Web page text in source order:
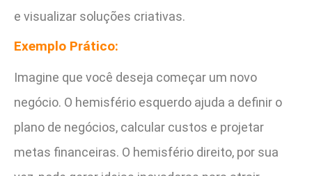
e visualizar soluções criativas.
Exemplo Prático:
Imagine que você deseja começar um novo
negócio. O hemisfério esquerdo ajuda a definir o
plano de negócios, calcular custos e projetar
metas financeiras. O hemisfério direito, por sua